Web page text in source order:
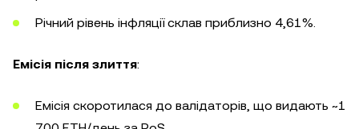
Річний рівень інфляції склав приблизно 4,61%.
Емісія після злиття:
Емісія скоротилася до валідаторів, що видають ~1